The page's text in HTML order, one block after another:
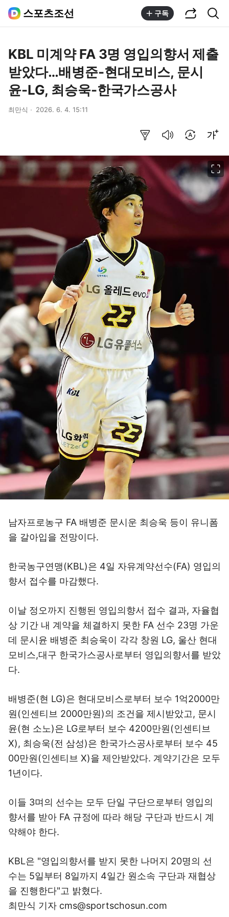
스포츠조선 구독
KBL 미계약 FA 3명 영입의향서 제출
받았다…배병준-현대모비스, 문시
윤-LG, 최승욱-한국가스공사
최만식 2026. 6. 4. 15:11
남자프로농구 FA 배병준 문시운 최승욱 등이 유니폼
을 갈아입을 전망이다.
한국농구연맹(KBL)은 4일 자유계약선수(FA) 영입의
향서 접수를 마감했다.
이날 정오까지 진행된 영입의향서 접수 결과, 자율협
상 기간 내 계약을 체결하지 못한 FA 선수 23명 가운
데 문시윤 배병준 최승욱이 각각 창원 LG, 울산 현대
모비스,대구 한국가스공사로부터 영입의향서를 받았
다.
배병준(현 LG)은 현대모비스로부터 보수 1억2000만
원(인센티브 2000만원)의 조건을 제시받았고, 문시
윤(현 소노)은 LG로부터 보수 4200만원(인센티브
X), 최승욱(전 삼성)은 한국가스공사로부터 보수 45
00만원(인센티브 X)을 제안받았다. 계약기간은 모두
1년이다.
이들 3며의 선수는 모두 단일 구단으로부터 영입의
향서를 받아 FA 규정에 따라 해당 구단과 반드시 계
약해야 한다.
KBL은 "영입의향서를 받지 못한 나머지 20명의 선
수는 5일부터 8일까지 4일간 원소속 구단과 재협상
을 진행한다"고 밝혔다.
최만식 기자 cms@sportschosun.com